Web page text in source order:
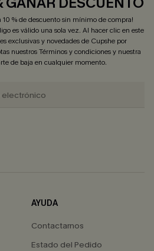
10 % de descuento sin mínimo de compra!
es válido una sola vez. Al hacer clic en este
exclusivas y novedades de Cupshe por
nuestrosTérminos y condicionesy nuestra
de baja en cualquier momento.
AYUDA
Contactarnos
Estado del Pedido